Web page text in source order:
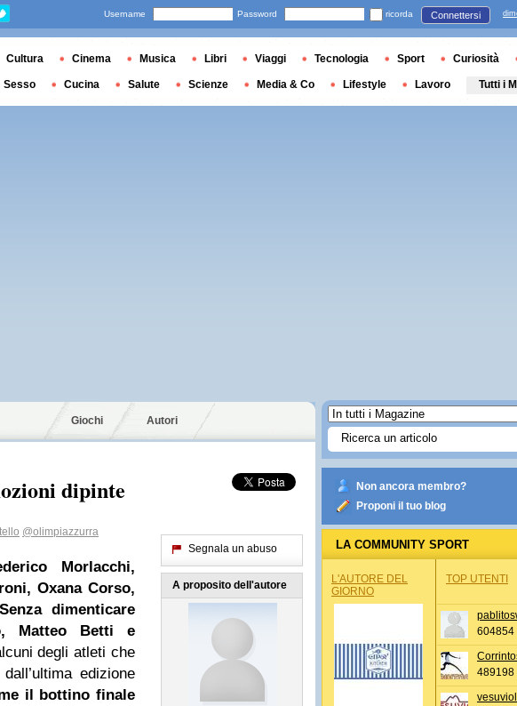
Giochi Autori
dipinte
@olimpiazzurra
Morlacchi,
Oxana Corso,
dimenticare
Matteo Betti e
degli atleti che
edizione
il bottino finale
Segnala un abuso
A proposito dell'autore
Non ancora membro?
Proponi il tuo blog
LA COMMUNITY SPORT
L'AUTORE DEL
GIORNO
TOP UTENTI
604854
489198
Username Password ricorda Connettersi
Cultura Cinema Musica Libri Viaggi Tecnologia Sport Curiosità
Sesso Cucina Salute Scienze Media & Co Lifestyle Lavoro Tutti i